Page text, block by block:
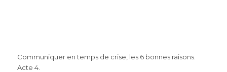
Communiquer en temps de crise, les 6 bonnes raisons.
Acte 4.